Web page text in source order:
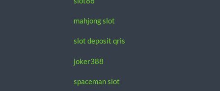
mahjong slot
slot deposit qris
joker388
spaceman slot